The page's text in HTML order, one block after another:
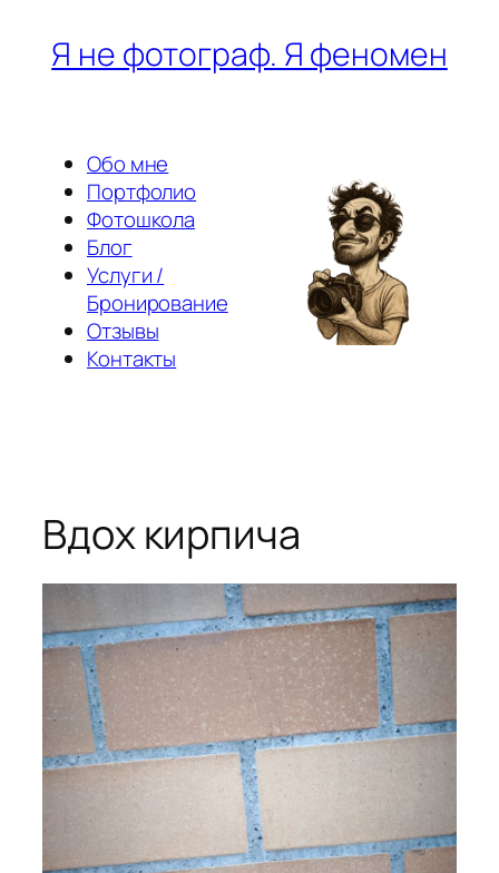
ПерейтиЯ не фотограф. Я феномен
Обо мне
Портфолио
Фотошкола
Блог
Услуги /
Бронирование
Отзывы
Контакты
Вдох кирпича